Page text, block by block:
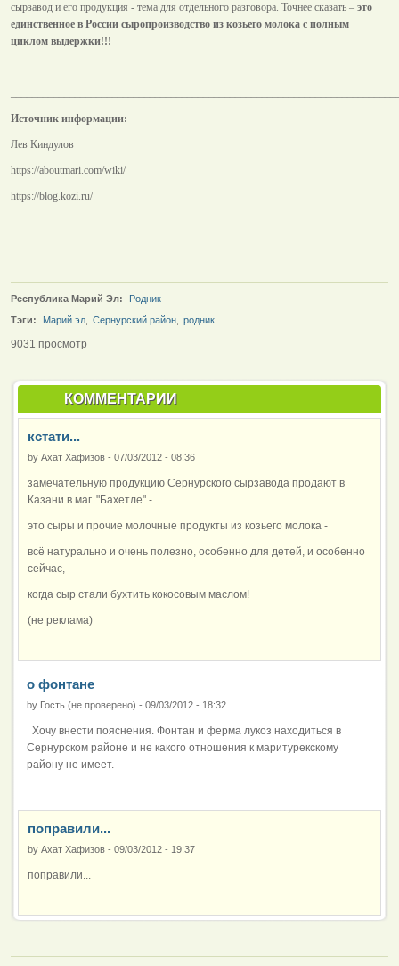
сырзавод и его продукция - тема для отдельного разговора. Точнее сказать – это
единственное в России сыропроизводство из козьего молока с полным
циклом выдержки!!!
Источник информации:
Лев Киндулов
https://aboutmari.com/wiki/
https://blog.kozi.ru/
Республика Марий Эл:
Родник
Тэги:
Марий эл Сернурский район родник
9031 просмотр
КОММЕНТАРИИ
кстати...
by Ахат Хафизов - 07/03/2012 - 08:36
замечательную продукцию Сернурского сырзавода продают в
Казани в маг. "Бахетле" -
это сыры и прочие молочные продукты из козьего молока -
всё натурально и очень полезно, особенно для детей, и особенно
сейчас,
когда сыр стали бухтить кокосовым маслом!
(не реклама)
о фонтане
by Гость (не проверено) - 09/03/2012 - 18:32
Хочу внести пояснения. Фонтан и ферма лукоз находиться в
Сернурском районе и не какого отношения к маритурекскому
району не имеет.
поправили...
by Ахат Хафизов - 09/03/2012 - 19:37
поправили...